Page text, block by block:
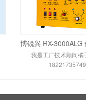
我是工厂技术顾问橘